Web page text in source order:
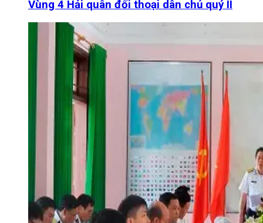
Vùng 4 Hải quân đối thoại dân chủ quý II